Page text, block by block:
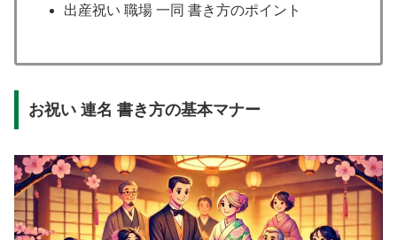
出産祝い 職場 一同 書き方のポイント
お祝い 連名 書き方の基本マナー